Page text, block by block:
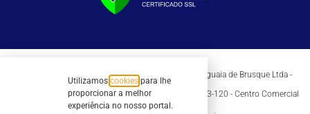
Todos os direitos reservados - Sociedade Rádio Araguaia de Brusque Ltda -
CNPJ 82.983.230/0001-82
Mathilde Hoffmann, 66 - Centro II, Brusque, SC - 88353-120 - Centro Comercial
Geschäftshaus - Sl 21/22
Utilizamos cookies para lhe
proporcionar a melhor
experiência no nosso portal.